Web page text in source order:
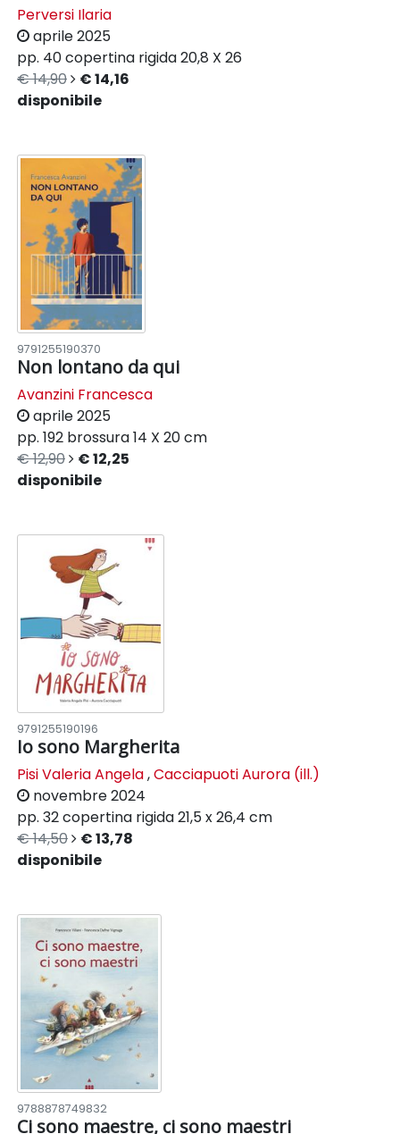
Perversi Ilaria
aprile 2025
pp. 40copertina rigida20,8 X 26
€ 14,90
€ 14,16
disponibile
9791255190370
Non lontano da qui
Avanzini Francesca
aprile 2025
pp. 192 brossura14 X 20 cm
€ 12,90
€ 12,25
disponibile
9791255190196
Io sono Margherita
Pisi Valeria Angela,Cacciapuoti Aurora (ill.)
novembre 2024
pp. 32copertina rigida21,5 x 26,4 cm
€ 14,50
€ 13,78
disponibile
9788878749832
Ci sono maestre, ci sono maestri